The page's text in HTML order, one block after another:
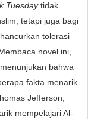
Tuesdaytidak
tetapi juga bagi
tolerasi
novel ini,
bahwa
fakta menarik
Jefferson,
mempelajari Al-